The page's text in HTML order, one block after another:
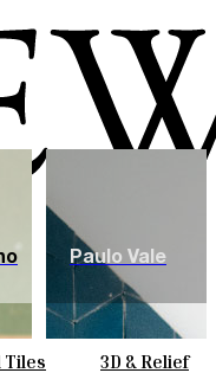
Tiles
3D & Relief
Paulo Vale